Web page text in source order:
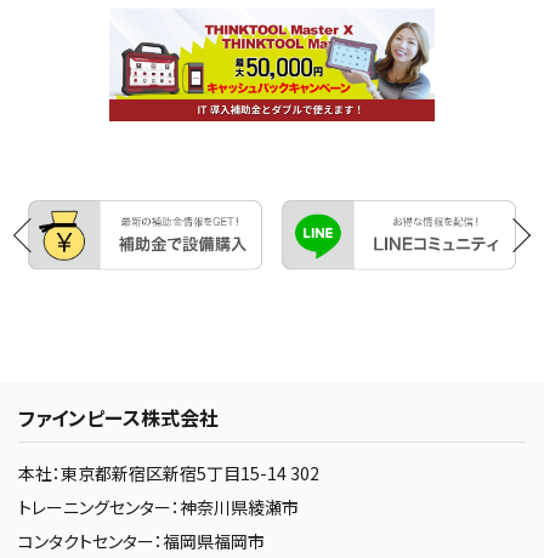
ファインピース株式会社
本社：東京都新宿区新宿5丁目15-14 302
トレーニングセンター：神奈川県綾瀬市
コンタクトセンター：福岡県福岡市